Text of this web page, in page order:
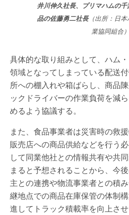
井川伸久社長、プリマハムの
品の佐藤勇二社長（出所：日
業協同組合）
具体的な取り組みとして、ハム
領域となってしまっている配送
所への棚入れや箱ばらし、商品
ックドライバーの作業負荷を減
めるよう協議する。
また、食品事業者は災害時の救
販売店への商品供給などを行う
して同業他社との情報共有や共
まると予想されることから、今
主との連携や物流事業者との積
継地点での商品在庫保管の体制
進してトラック積載率を向上させ